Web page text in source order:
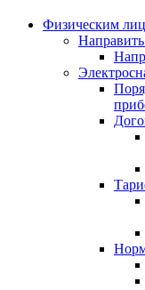
Физическим